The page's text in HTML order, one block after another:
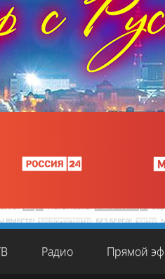
Радио Прямой